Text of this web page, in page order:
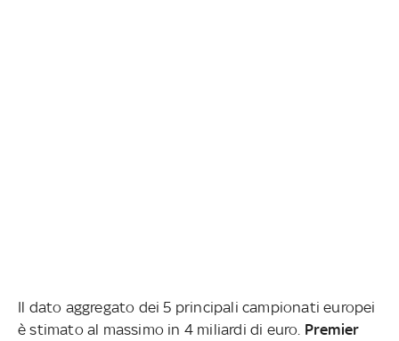
Il dato aggregato dei 5 principali campionati europei
è stimato al massimo in 4 miliardi di euro. Premier